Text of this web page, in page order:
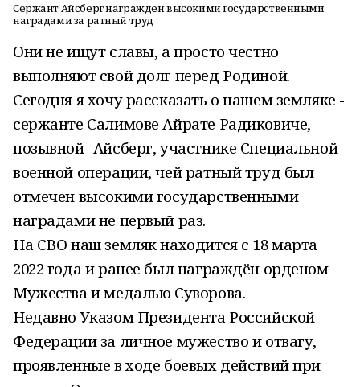
Сержант Айсберг награжден высокими государственными
наградами за ратный труд
Они не ищут славы, а просто честно
выполняют свой долг перед Родиной.
Сегодня я хочу рассказать о нашем земляке -
сержанте Салимове Айрате Радиковиче,
позывной- Айсберг, участнике Специальной
военной операции, чей ратный труд был
отмечен высокими государственными
наградами не первый раз.
На СВО наш земляк находится с 18 марта
2022 года и ранее был награждён орденом
Мужества и медалью Суворова.
Недавно Указом Президента Российской
Федерации за личное мужество и отвагу,
проявленные в ходе боевых действий при